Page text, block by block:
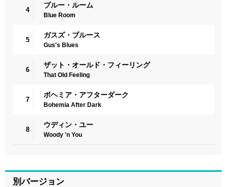
4
ブルー・ルーム
Blue Room
5
ガスズ・ブルース
Gus's Blues
6
ザット・オールド・フィーリング
That Old Feeling
7
ボヘミア・アフターダーク
Bohemia After Dark
8
ウディン・ユー
Woody 'n You
別バージョン